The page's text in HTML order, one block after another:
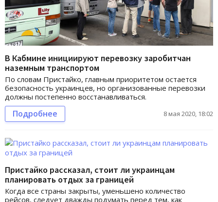
В Кабмине инициируют перевозку заробитчан
наземным транспортом
По словам Пристайко, главным приоритетом остается
безопасность украинцев, но организованные перевозки
должны постепенно восстанавливаться.
Подробнее 8 мая 2020, 18:02
Пристайко рассказал, стоит ли украинцам
планировать отдых за границей
Когда все страны закрыты, уменьшено количество
рейсов, следует дважды подумать перед тем, как